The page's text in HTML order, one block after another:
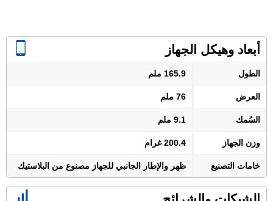
أبعاد وهيكل الجهاز
الطول 165.9 ملم
العرض 76 ملم
السُمك 9.1 ملم
وزن الجهاز 200.4 غرام
خامات التصنيع ظهر والإطار الجانبي للجهاز مصنوع من البلاستيك